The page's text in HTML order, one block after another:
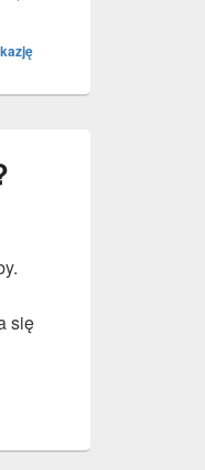
się
z okazji 18 urodzin?